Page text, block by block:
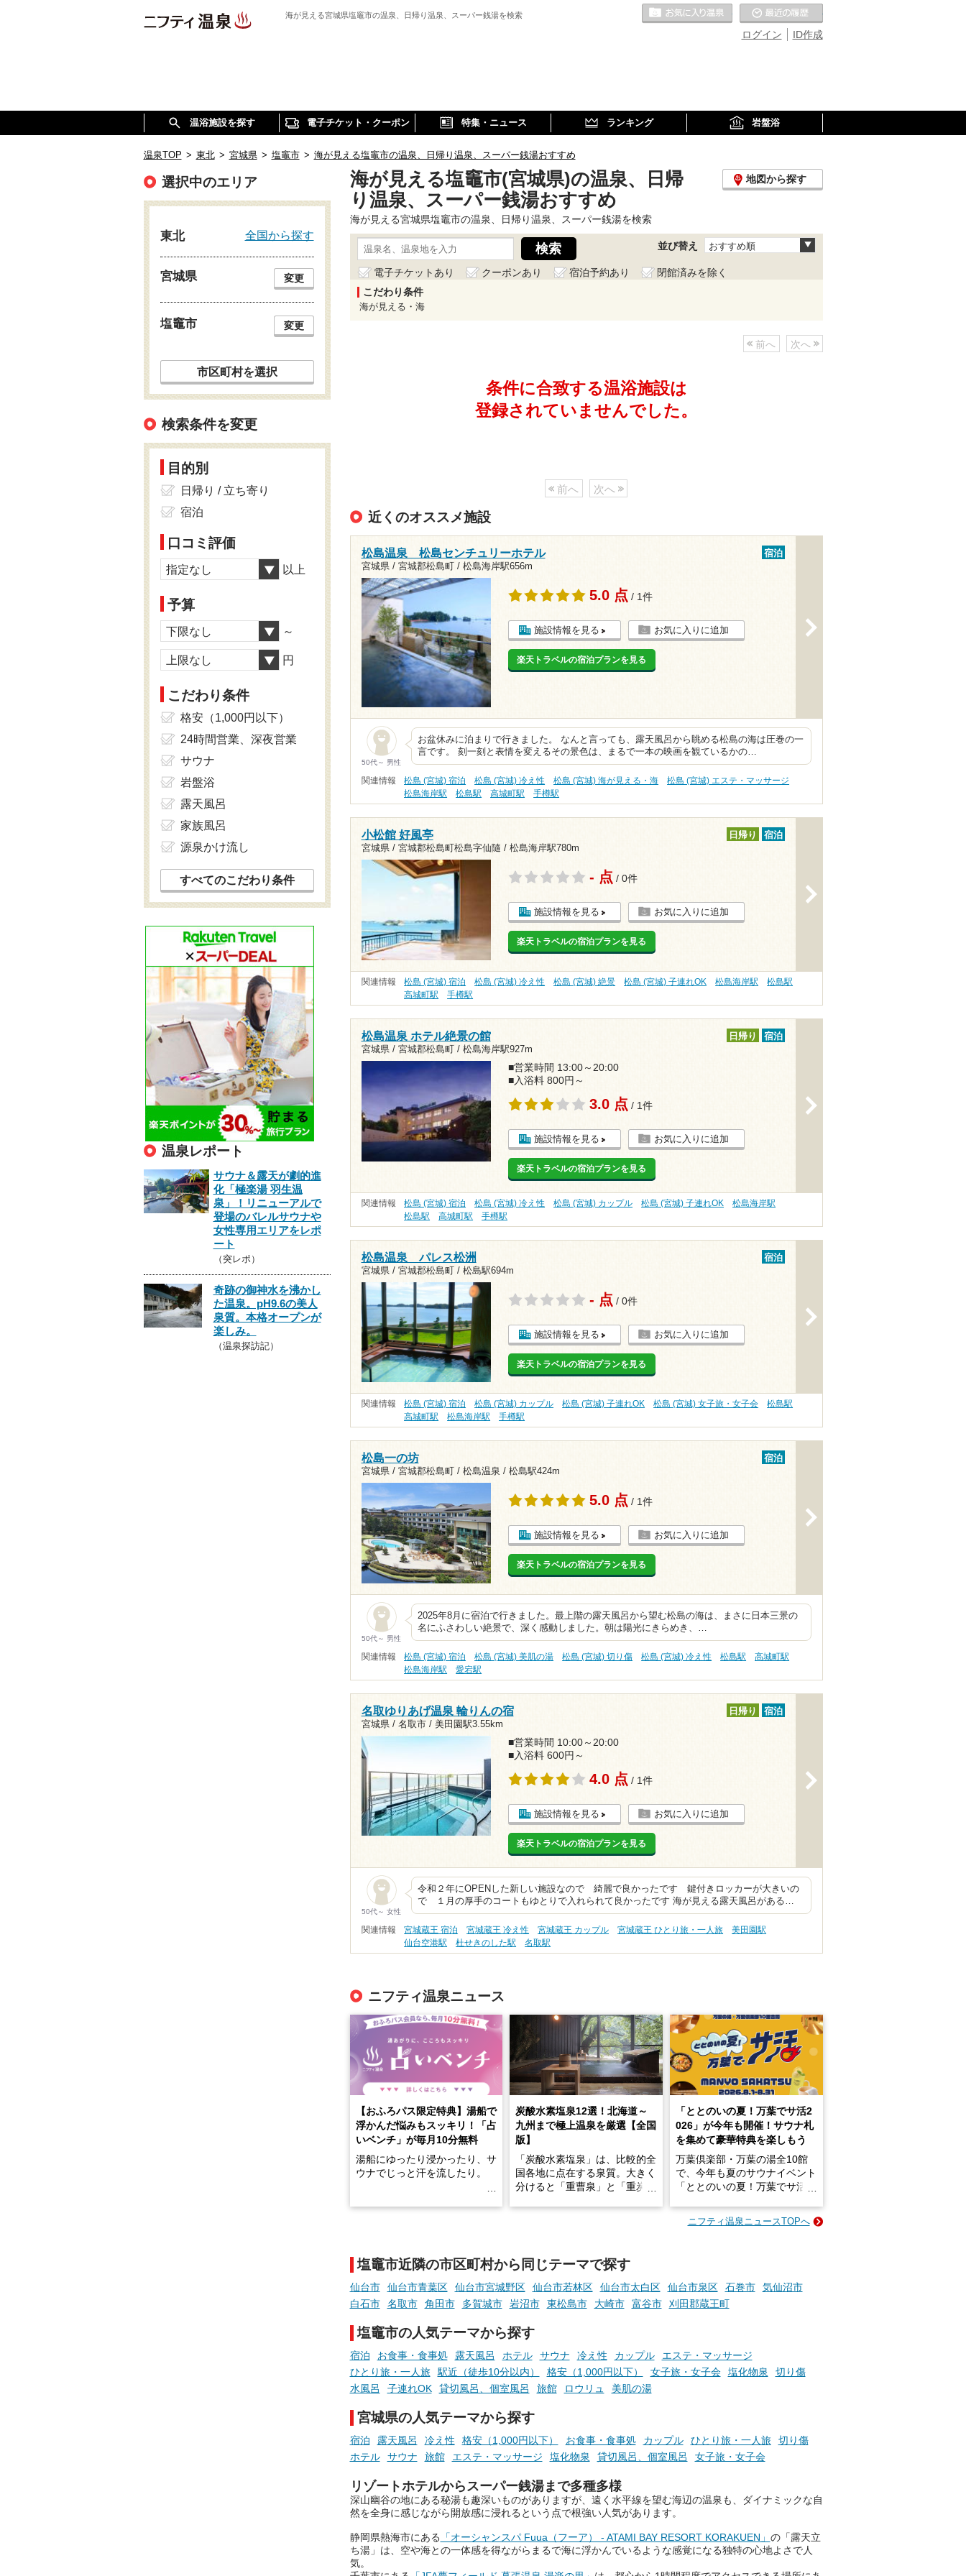
海が見える宮城県塩竈市の温泉、日帰り温泉、スーパー銭湯を検索
ID作成
ログイン
お気に入りの温泉
温浴施設を探す 電子チケット・クーポン 特集・ニュース ランキング 岩盤浴
温泉TOP > 東北 > 宮城県 > 塩竈市 > 海が見える塩竈市の温泉、日帰り温泉、スーパー銭湯おすすめ
海が見える塩竈市(宮城県)の温泉、日帰
り温泉、スーパー銭湯おすすめ
地図から探す
海が見える宮城県塩竈市の温泉、日帰り温泉、スーパー銭湯を検索
並び替え おすすめ順
電子チケットあり クーポンあり 宿泊予約あり
閉館済みを除く
こだわり条件
海が見える・海
前へ 次へ
条件に合致する温浴施設は
登録されていませんでした。
前へ 次へ
近くのオススメ施設
松島温泉 松島センチュリーホテル
宮城県 / 宮城郡松島町 / 松島海岸駅656m
宿泊
5.0 点 / 1件
施設情報を見る お気に入りに追加
楽天トラベルの宿泊プランを見る
50代～ 男性
​お盆休みに泊まりで行きました。 なんと言っても、露天風呂から眺める松島の海は圧巻の一
言です。 刻一刻と表情を変えるその景色は、まるで一本の映画を観ているかの…
関連情報 松島 (宮城) 宿泊 松島 (宮城) 冷え性 松島 (宮城) 海が見える・海
松島 (宮城) エステ・マッサージ
松島海岸駅
松島駅 高城町駅 手樽駅
小松館 好風亭
宮城県 / 宮城郡松島町松島字仙隨 / 松島海岸駅780m
日帰り 宿泊
- 点 / 0件
施設情報を見る お気に入りに追加
楽天トラベルの宿泊プランを見る
関連情報 松島 (宮城) 宿泊 松島 (宮城) 冷え性 松島 (宮城) 絶景 松島 (宮城) 子連れOK 松島海岸駅
松島駅
高城町駅
手樽駅
松島温泉 ホテル絶景の館
宮城県 / 宮城郡松島町 / 松島海岸駅927m
日帰り 宿泊
■営業時間 13:00～20:00
■入浴料 800円～
3.0 点 / 1件
施設情報を見る お気に入りに追加
楽天トラベルの宿泊プランを見る
関連情報 松島 (宮城) 宿泊 松島 (宮城) 冷え性 松島 (宮城) カップル 松島 (宮城) 子連れOK
松島海岸駅
松島駅
高城町駅 手樽駅
松島温泉 パレス松洲
宮城県 / 宮城郡松島町 / 松島駅694m
宿泊
- 点 / 0件
施設情報を見る お気に入りに追加
楽天トラベルの宿泊プランを見る
関連情報 松島 (宮城) 宿泊 松島 (宮城) カップル 松島 (宮城) 子連れOK 松島 (宮城) 女子旅・女子会
松島駅
高城町駅
松島海岸駅 手樽駅
松島一の坊
宮城県 / 宮城郡松島町 / 松島温泉 / 松島駅424m
宿泊
5.0 点 / 1件
施設情報を見る お気に入りに追加
楽天トラベルの宿泊プランを見る
50代～ 男性
2025年8月に宿泊で行きました。 ​最上階の露天風呂から望む松島の海は、まさに日本三景の
名にふさわしい絶景で、深く感動しました。 ​朝は陽光にきらめき、…
関連情報 松島 (宮城) 宿泊 松島 (宮城) 美肌の湯 松島 (宮城) 切り傷 松島 (宮城) 冷え性 松島駅
高城町駅
松島海岸駅
愛宕駅
名取ゆりあげ温泉 輪りんの宿
宮城県 / 名取市 / 美田園駅3.55km
日帰り 宿泊
■営業時間 10:00～20:00
■入浴料 600円～
4.0 点 / 1件
施設情報を見る お気に入りに追加
楽天トラベルの宿泊プランを見る
50代～ 女性
令和２年にOPENした新しい施設なので 綺麗で良かったです 鍵付きロッカーが大きいの
で １月の厚手のコートもゆとりで入れられて良かったです 海が見える露天風呂がある…
関連情報 宮城蔵王 宿泊 宮城蔵王 冷え性 宮城蔵王 カップル 宮城蔵王 ひとり旅・一人旅
美田園駅
仙台空港駅
杜せきのした駅 名取駅
ニフティ温泉ニュース
【おふろパス限定特典】湯船で
浮かんだ悩みもスッキリ！「占
いベンチ」が毎月10分無料
湯船にゆったり浸かったり、サ
ウナでじっと汗を流したり。
た「これからのこと」や「ちょ
っとした悩み」が、頭に浮かん
でくることはありませんか？
お風呂でリラックスしているか
らこそ向き合える、大切な自分
の本音。
そんな心のつぶやきを、湯あが
たら素敵ですよね。
は、そんなあなたの心のつぶや
きをプロの占い師に相談するこ
とができるサービスです。
おふろパス会員様なら、この特
炭酸水素塩泉12選！北海道～
九州まで極上温泉を厳選【全国
版】
「炭酸水素塩泉」は、比較的全
国各地に点在する泉質。大きく
分けると「重曹泉」と「重炭酸
す。
今回は筆者自ら入浴した中か
ら、日本各地にある炭酸水素塩
日帰り入浴可能で、源泉かけ流
しと泉質の良さにこだわりつ
つ、万人におすすめしたい施設
を厳選しました。
「ととのいの夏！万葉でサ活2
026」が今年も開催！サウナ札
を集めて豪華特典を楽しもう
万葉倶楽部・万葉の湯全10館
で、今年も夏のサウナイベント
「ととのいの夏！万葉でサ活2
2026年8月1日（土）～8月31
札」を集めることで、オリジナ
ルグッズや無料券などの特典と
交換可能。
ュやアウフグースなど、サウナ
好きにはたまらない多彩なイベ
ントも予定されています。ぜひ
【PR】
この記事は万葉倶楽部株式会社
ニフティ温泉ニュースTOPへ
塩竈市近隣の市区町村から同じテーマで探す
仙台市 仙台市青葉区 仙台市宮城野区 仙台市若林区 仙台市太白区 仙台市泉区 石巻市
気仙沼市
白石市
名取市 角田市 多賀城市 岩沼市 東松島市 大崎市 富谷市 刈田郡蔵王町
塩竈市の人気テーマから探す
宿泊 お食事・食事処 露天風呂 ホテル サウナ 冷え性 カップル
エステ・マッサージ
ひとり旅・一人旅
駅近（徒歩10分以内） 格安（1,000円以下） 女子旅・女子会 塩化物泉
切り傷
水風呂
子連れOK 貸切風呂、個室風呂 旅館 ロウリュ 美肌の湯
宮城県の人気テーマから探す
宿泊 露天風呂 冷え性 格安（1,000円以下） お食事・食事処 カップル ひとり旅・一人旅
切り傷
ホテル
サウナ 旅館 エステ・マッサージ 塩化物泉 貸切風呂、個室風呂 女子旅・女子会
リゾートホテルからスーパー銭湯まで多種多様
深山幽谷の地にある秘湯も趣深いものがありますが、遠く水平線を望む海辺の温泉も、ダイナミックな自
然を全身に感じながら開放感に浸れるという点で根強い人気があります。
静岡県熱海市にある 「オーシャンスパ Fuua（フーア） - ATAMI BAY RESORT KORAKUEN」 の「露天立
ち湯」は、空や海との一体感を得ながらまるで海に浮かんでいるような感覚になる独特の心地よさで人
気。
選択中のエリア
東北 全国から探す
宮城県 変更
塩竈市 変更
市区町村を選択
検索条件を変更
目的別
日帰り / 立ち寄り
宿泊
口コミ評価
指定なし 以上
予算
下限なし ～
上限なし 円
こだわり条件
格安（1,000円以下）
24時間営業、深夜営業
サウナ
岩盤浴
露天風呂
家族風呂
源泉かけ流し
すべてのこだわり条件
温泉レポート
サウナ＆露天が劇的進
化「極楽湯 羽生温
泉」！リニューアルで
登場のバレルサウナや
女性専用エリアをレポ
ート
（突レポ）
奇跡の御神水を沸かし
た温泉。pH9.6の美人
泉質。本格オープンが
楽しみ。
（温泉探訪記）